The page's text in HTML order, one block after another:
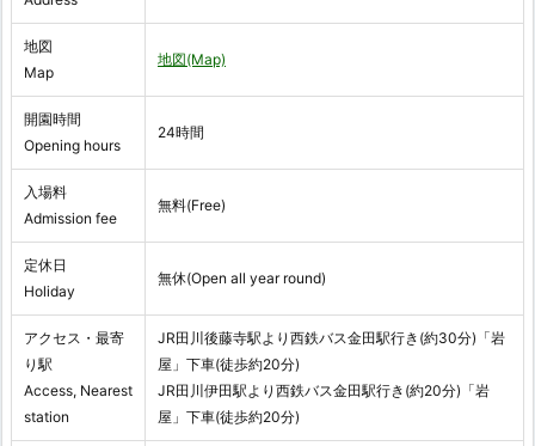
地図
Map
地図(Map)
開園時間
Opening hours
24時間
入場料
Admission fee
無料(Free)
定休日
Holiday
無休(Open all year round)
アクセス・最寄
り駅
Access, Nearest
station
JR田川後藤寺駅より西鉄バス金田駅行き(約30分)「岩
屋」下車(徒歩約20分)
JR田川伊田駅より西鉄バス金田駅行き(約20分)「岩
屋」下車(徒歩約20分)